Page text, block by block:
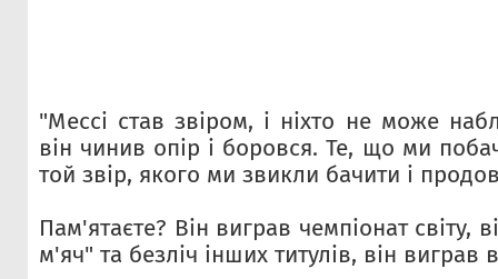
"Мессі став звіром, і ніхто не може
він чинив опір і боровся. Те, що ми
той звір, якого ми звикли бачити і
Пам'ятаєте? Він виграв чемпіонат світу,
м'яч" та безліч інших титулів, він виграв